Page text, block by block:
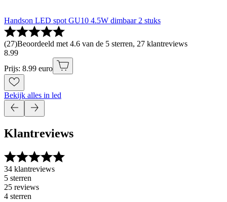
Handson LED spot GU10 4.5W dimbaar 2 stuks
(27)Beoordeeld met 4.6 van de 5 sterren, 27 klantreviews
8.99
Prijs: 8.99 euro
Bekijk alles in led
Klantreviews
34 klantreviews
5 sterren
25 reviews
4 sterren